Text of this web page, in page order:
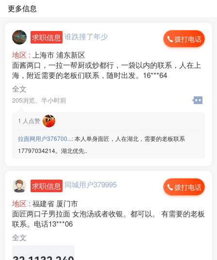
更多信息
求职信息 谁跌撞了年少 拨打电话
地区 : 上海市 浦东新区
面酱两口，一拉一帮厨或炒都行，一袋以内的联系，人在上
海，附近需要的老板们联系，随时出发。16***64
全文
205浏览、 半小时前
1 人点赞
拉面网用户376700...:本人单身面匠，人在湖北，需要的老板联系
17797034214。湖北优先..
求职信息 同城用户379995 拨打电话
地区 : 福建省 厦门市
面匠两口子男拉面 女泡汤或者收银。都可以。 有需要的老板
联系。电话13***06
全文